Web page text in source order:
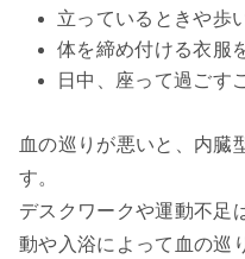
立っているときや歩
体を締め付ける衣服
日中、座って過ごす
血の巡りが悪いと、内臓
す。
デスクワークや運動不足
動や入浴によって血の巡